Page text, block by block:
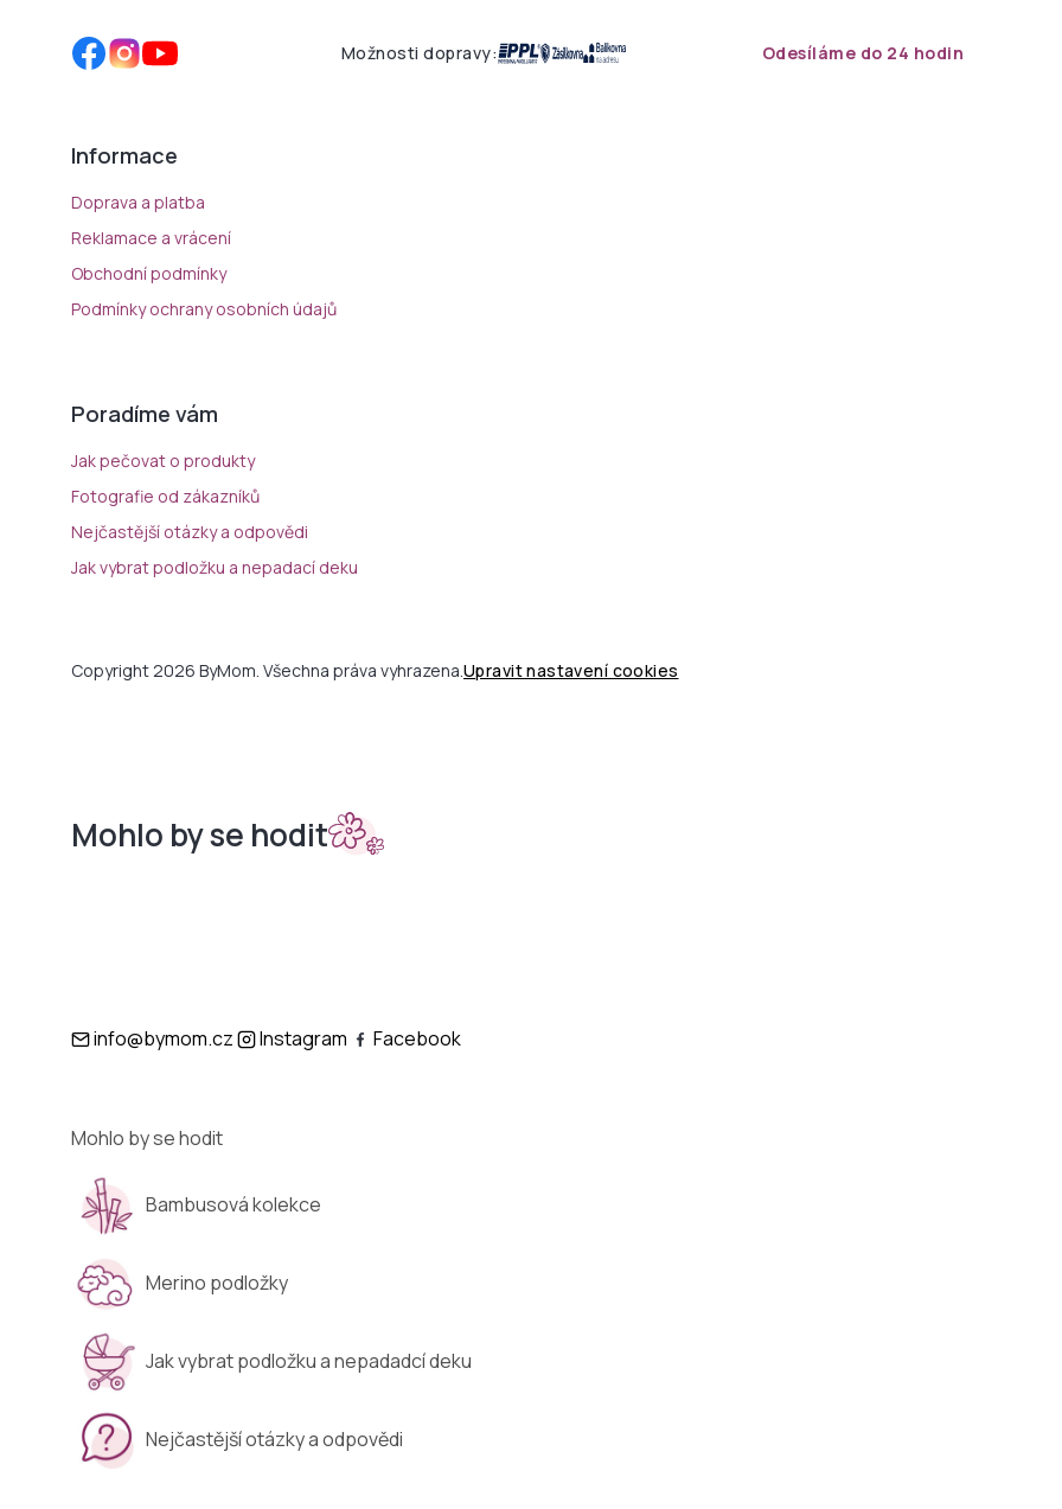
Možnosti dopravy: Odesíláme do 24 hodin
Informace
Doprava a platba
Reklamace a vrácení
Obchodní podmínky
Podmínky ochrany osobních údajů
Poradíme vám
Jak pečovat o produkty
Fotografie od zákazníků
Nejčastější otázky a odpovědi
Jak vybrat podložku a nepadací deku
Copyright 2026 ByMom. Všechna práva vyhrazena. Upravit nastavení cookies
Mohlo by se hodit
info@bymom.cz Instagram Facebook
Mohlo by se hodit
Bambusová kolekce
Merino podložky
Jak vybrat podložku a nepadadcí deku
Nejčastější otázky a odpovědi